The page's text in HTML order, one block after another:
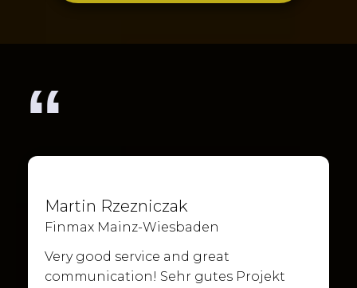
“
Martin Rzezniczak
Finmax Mainz-Wiesbaden
Very good service and great
communication! Sehr gutes Projekt